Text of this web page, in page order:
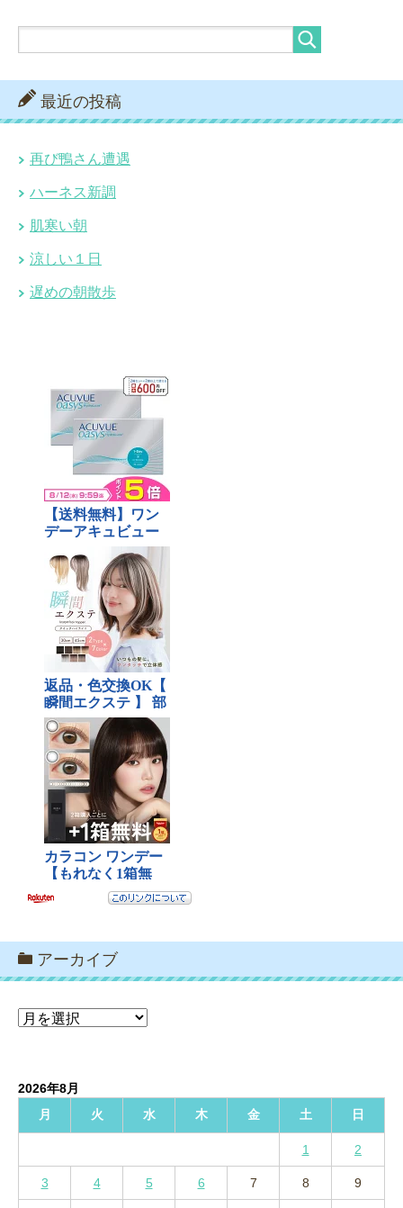
最近の投稿
再び鴨さん遭遇
ハーネス新調
肌寒い朝
涼しい１日
遅めの朝散歩
アーカイブ
ア
ブ
2026年8月
月
火 水 木 金 土 日
1 2
3 4 5 6 7 8 9